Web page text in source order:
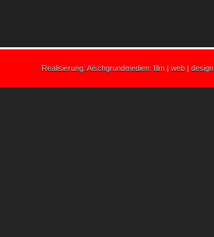
Realisierung: Aischgrundmedien: film | web | design